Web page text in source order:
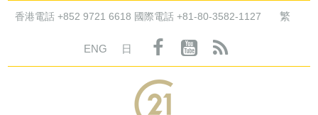
香港電話 +852 9721 6618 國際電話 +81-80-3582-1127 繁
ENG 日